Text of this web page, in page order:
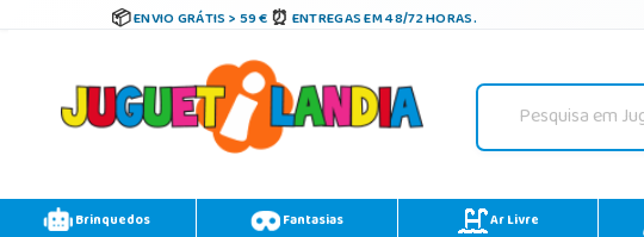
ENVIO GRÁTIS > 59 € ENTREGAS EM 48/72 HORAS.
Brinquedos Fantasias Ar Livre